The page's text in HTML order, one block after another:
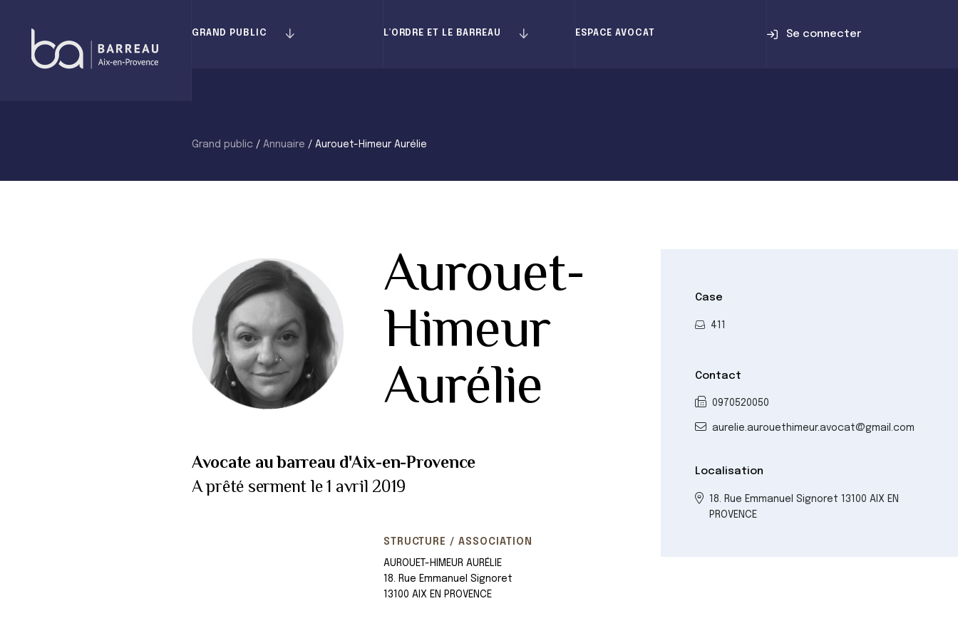
content
GRAND PUBLIC L’ORDRE ET LE BARREAU ESPACE AVOCAT Se connecter
Grand public/ Annuaire / Aurouet-Himeur Aurélie
Aurouet-
Himeur
Aurélie
Avocate au barreau d'Aix-en-Provence
A prêté serment le 1 avril 2019
STRUCTURE / ASSOCIATION
AUROUET-HIMEUR AURÉLIE
18. Rue Emmanuel Signoret
13100 AIX EN PROVENCE
Case
411
Contact
0970520050
aurelie.aurouethimeur.avocat@gmail.com
Localisation
18. Rue Emmanuel Signoret 13100 AIX EN
PROVENCE